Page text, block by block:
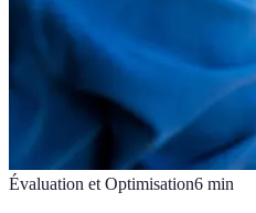
Évaluation et Optimisation6 min